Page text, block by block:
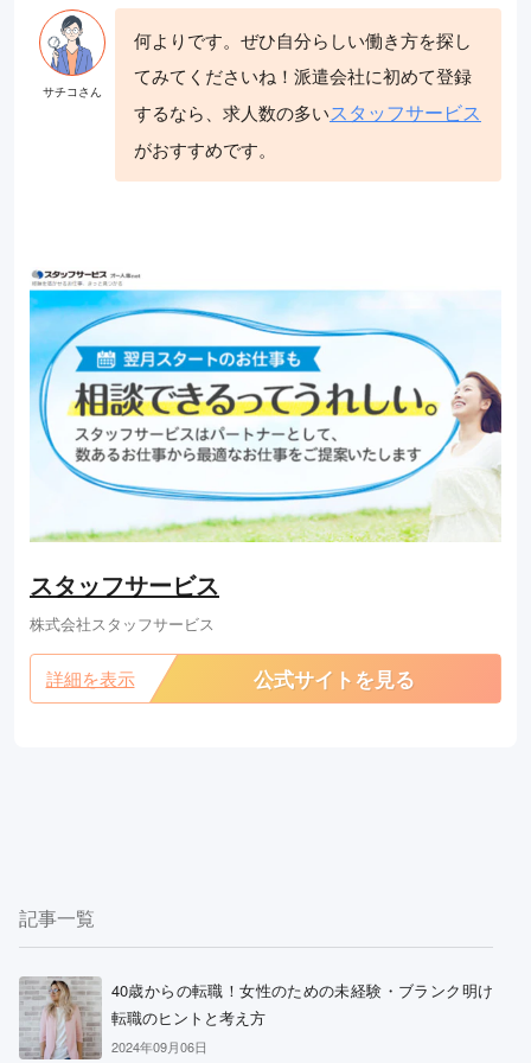
何よりです。ぜひ自分らしい働き方を探し
てみてくださいね！派遣会社に初めて登録
するなら、求人数の多いスタッフサービス
がおすすめです。
スタッフサービス
株式会社スタッフサービス
詳細を表示 公式サイトを見る
記事一覧
40歳からの転職！女性のための未経験・ブランク明け
転職のヒントと考え方
2024年09月06日